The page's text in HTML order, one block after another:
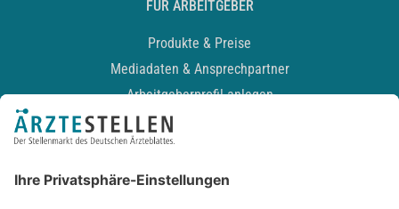
FÜR ARBEITGEBER
Produkte & Preise
Mediadaten & Ansprechpartner
Arbeitgeberprofil anlegen
Recruiting-Podcast